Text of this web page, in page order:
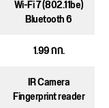
Wi-Fi 7 (802.11be)
Bluetooth 6
1.99 กก.
IR Camera
Fingerprint reader